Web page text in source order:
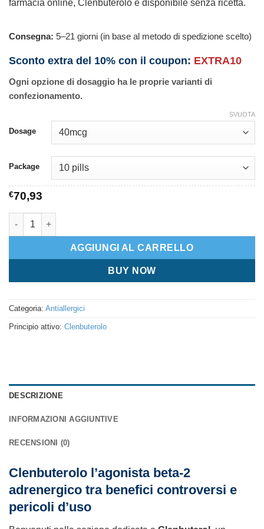
farmacia online, Clenbuterolo è disponibile senza ricetta.
Consegna: 5–21 giorni (in base al metodo di spedizione scelto)
Sconto extra del 10% con il coupon: EXTRA10
Ogni opzione di dosaggio ha le proprie varianti di
confezionamento.
Dosage
Package
SVUOTA
€70,93
Clenbuterol quantità
AGGIUNGI AL CARRELLO
BUY NOW
Categoria: Antiallergici
Principio attivo: Clenbuterolo
DESCRIZIONE
INFORMAZIONI AGGIUNTIVE
RECENSIONI (0)
Clenbuterolo l’agonista beta-2
adrenergico tra benefici controversi e
pericoli d’uso